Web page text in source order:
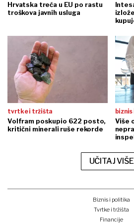
Hrvatska treća u EU po rastu
troškova javnih usluga
tvrtke i tržišta
Volfram poskupio 622 posto,
kritični minerali ruše rekorde
Više
UČITAJ VIŠE
Biznis i politika
Tvrtke i tržišta
Financije